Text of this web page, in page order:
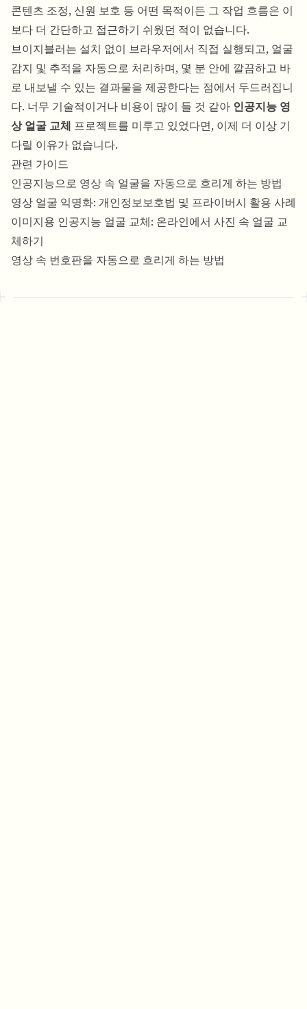
콘텐츠 조정, 신원 보호 등 어떤 목적이든 그 작업 흐름은 이
보다 더 간단하고 접근하기 쉬웠던 적이 없습니다.
브이지블러는 설치 없이 브라우저에서 직접 실행되고, 얼굴
감지 및 추적을 자동으로 처리하며, 몇 분 안에 깔끔하고 바
로 내보낼 수 있는 결과물을 제공한다는 점에서 두드러집니
다. 너무 기술적이거나 비용이 많이 들 것 같아 인공지능 영
상 얼굴 교체 프로젝트를 미루고 있었다면, 이제 더 이상 기
다릴 이유가 없습니다.
관련 가이드
인공지능으로 영상 속 얼굴을 자동으로 흐리게 하는 방법
영상 얼굴 익명화: 개인정보보호법 및 프라이버시 활용 사례
이미지용 인공지능 얼굴 교체: 온라인에서 사진 속 얼굴 교
체하기
영상 속 번호판을 자동으로 흐리게 하는 방법